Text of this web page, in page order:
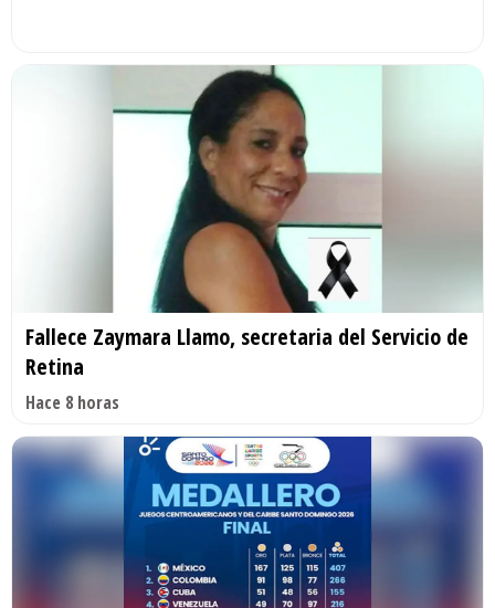
Fallece Zaymara Llamo, secretaria del Servicio de
Retina
Hace 8 horas